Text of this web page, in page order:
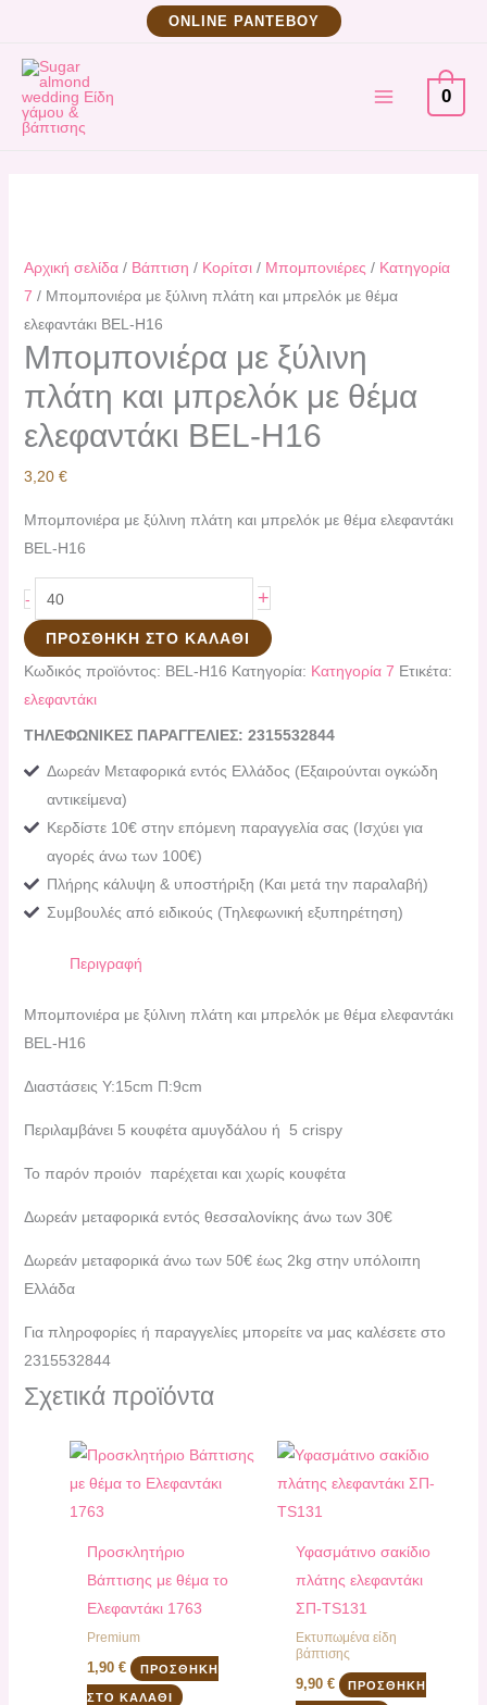
περιεχόμενο
ΟNLINE ΡΑΝΤΕΒΟΥ
MENU
0
Αρχική σελίδα/ Βάπτιση / Κορίτσι/ Μπομπονιέρες / Κατηγορία
7 / Μπομπονιέρα με ξύλινη πλάτη και μπρελόκ με θέμα
ελεφαντάκι BEL-H16
Μπομπονιέρα με ξύλινη
πλάτη και μπρελόκ με θέμα
ελεφαντάκι BEL-H16
3,20 €
Μπομπονιέρα με ξύλινη πλάτη και μπρελόκ με θέμα ελεφαντάκι
BEL-H16
-
ξύλινη
πλάτη
και
BEL-
H16
ποσότητα
+
ΠΡΟΣΘΉΚΗ ΣΤΟ ΚΑΛΆΘΙ
Κωδικός προϊόντος: BEL-H16 Κατηγορία: Κατηγορία 7 Ετικέτα:
ελεφαντάκι
ΤΗΛΕΦΩΝΙΚΕΣ ΠΑΡΑΓΓΕΛΙΕΣ: 2315532844
Δωρεάν Μεταφορικά εντός Ελλάδος (Εξαιρούνται ογκώδη
αντικείμενα)
Κερδίστε 10€ στην επόμενη παραγγελία σας (Ισχύει για
αγορές άνω των 100€)
Πλήρης κάλυψη & υποστήριξη (Και μετά την παραλαβή)
Συμβουλές από ειδικούς (Τηλεφωνική εξυπηρέτηση)
Περιγραφή
Μπομπονιέρα με ξύλινη πλάτη και μπρελόκ με θέμα ελεφαντάκι
BEL-H16
Διαστάσεις Υ:15cm Π:9cm
Περιλαμβάνει 5 κουφέτα αμυγδάλου ή 5 crispy
Το παρόν προιόν παρέχεται και χωρίς κουφέτα
Δωρεάν μεταφορικά εντός θεσσαλονίκης άνω των 30€
Δωρεάν μεταφορικά άνω των 50€ έως 2kg στην υπόλοιπη
Ελλάδα
Για πληροφορίες ή παραγγελίες μπορείτε να μας καλέσετε στο
2315532844
Σχετικά προϊόντα
Προσκλητήριο
Βάπτισης με θέμα το
Ελεφαντάκι 1763
Premium
1,90€ ΠΡΟΣΘΉΚΗ
ΣΤΟ ΚΑΛΆΘΙ
Υφασμάτινο σακίδιο
πλάτης ελεφαντάκι
ΣΠ-TS131
Εκτυπωμένα είδη
βάπτισης
9,90 € ΠΡΟΣΘΉΚΗ